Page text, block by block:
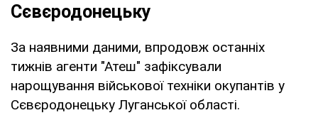
Сєвєродонецьку
За наявними даними, впродовж останніх
тижнів агенти "Атеш" зафіксували
нарощування військової техніки окупантів у
Сєвєродонецьку Луганської області.